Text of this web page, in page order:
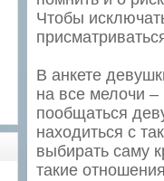
Чтобы
В анкете
на все мелочи
пообщаться
находиться с
выбирать саму
такие